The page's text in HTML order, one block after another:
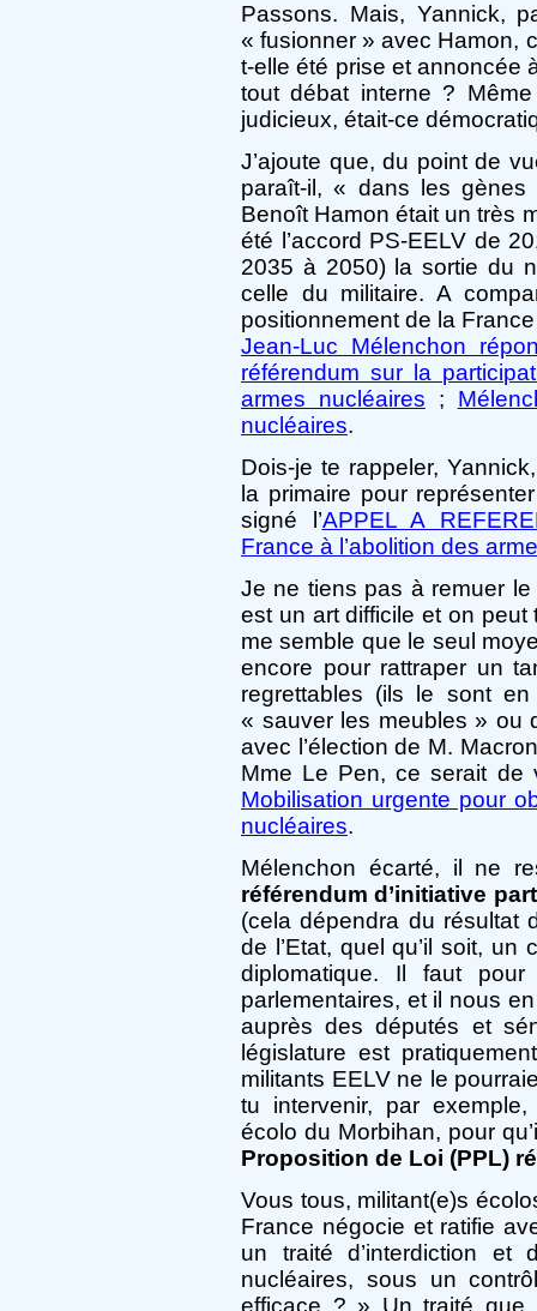
Passons. Mais, Yannick,
« fusionner » avec Hamon,
t-elle été prise et annoncée
tout débat interne ?
judicieux, était-ce
J’ajoute que, du point de
paraît-il, « dans les gènes
Benoît Hamon était un très
été l’accord PS-EELV de
2035 à 2050) la sortie du
celle du militaire. A
positionnement de la
Jean-Luc Mélenchon
référendum sur la
armes nucléaires ;
nucléaires.
Dois-je te rappeler,
la primaire pour
signé l’APPEL A
France à l’abolition des
Je ne tiens pas à remuer
est un art difficile et on
me semble que le seul
encore pour rattraper un
regrettables (ils le sont
« sauver les meubles » ou
avec l’élection de M.
Mme Le Pen, ce serait de
Mobilisation urgente pour
nucléaires.
Mélenchon écarté, il ne
référendum d’initiative
(cela dépendra du résultat
de l’Etat, quel qu’il soit,
diplomatique. Il faut
parlementaires, et il nous
auprès des députés et
législature est
militants EELV ne le
tu intervenir, par
écolo du Morbihan, pour
Proposition de Loi (PPL)
Vous tous, militant(e)s
France négocie et ratifie
un traité d’interdiction et
nucléaires, sous un
efficace ? » Un traité que